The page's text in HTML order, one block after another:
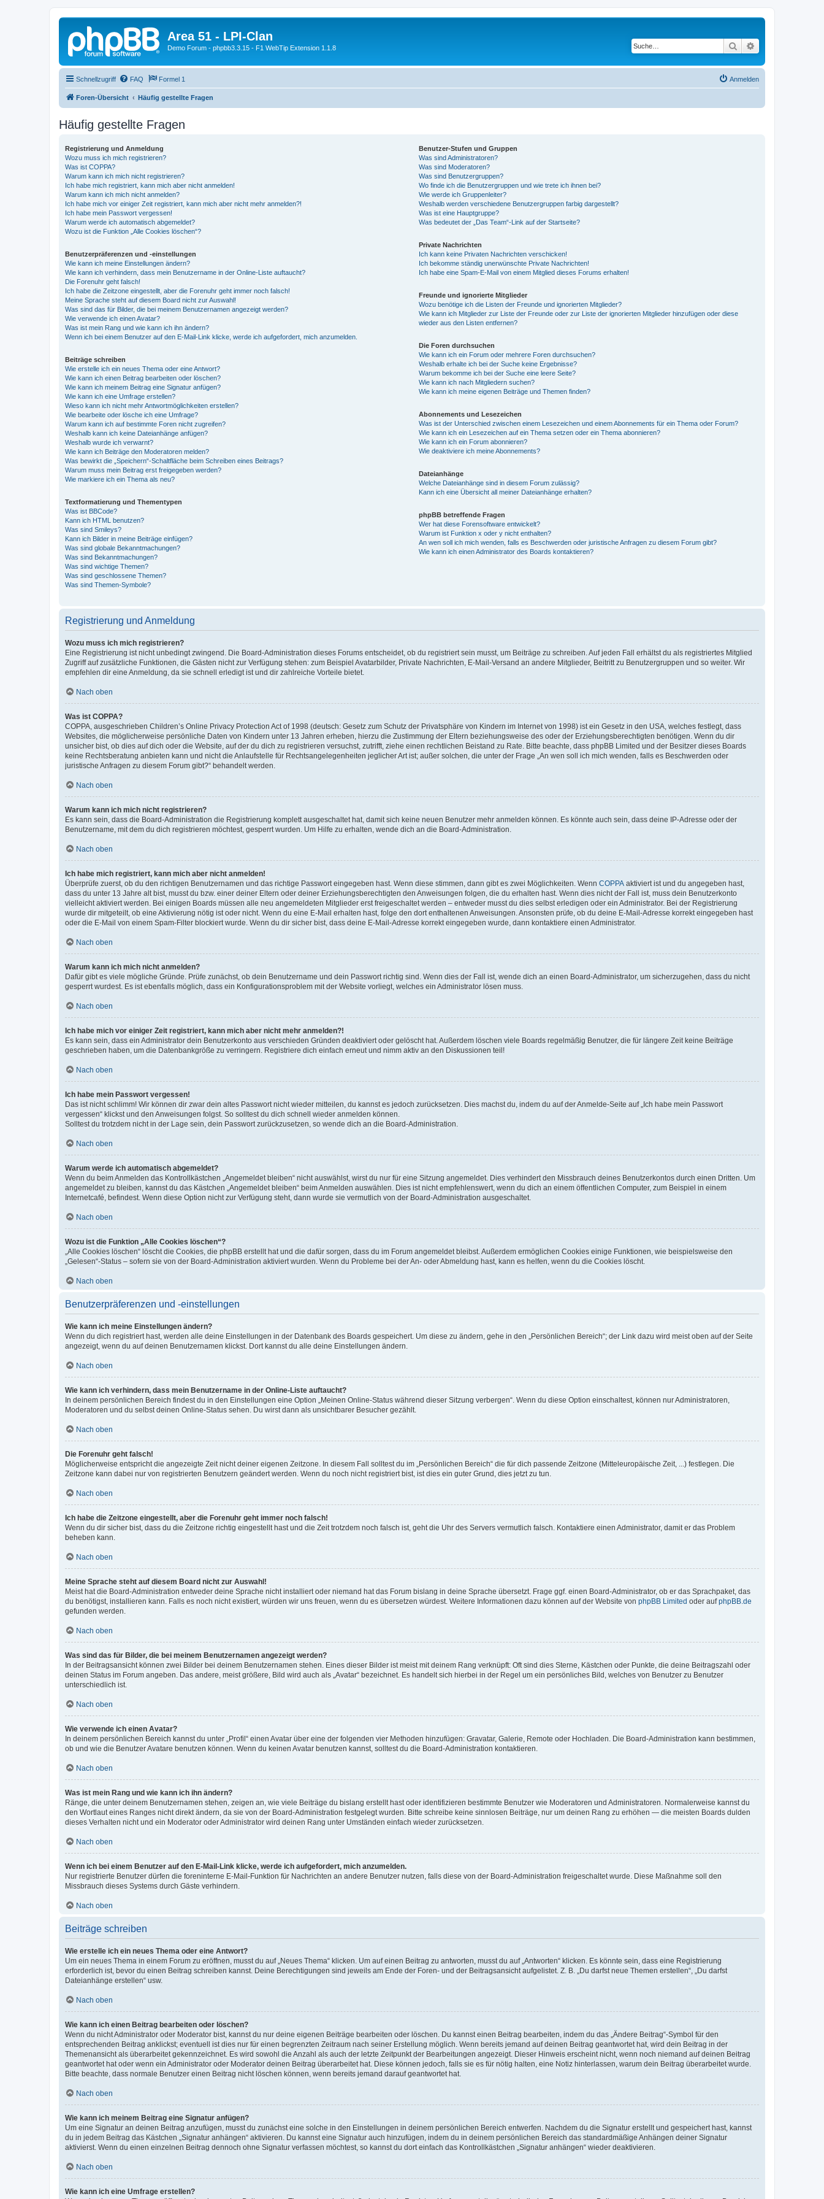
Area 51 - LPI-Clan
Demo Forum - phpbb3.3.15 - F1 WebTip Extension 1.1.8 Suche
Schnellzugriff FAQ Formel 1 Anmelden
Foren-Übersicht Häufig gestellte Fragen
Häufig gestellte Fragen
Registrierung und Anmeldung
Wozu muss ich mich registrieren?
Was ist COPPA?
Warum kann ich mich nicht registrieren?
Ich habe mich registriert, kann mich aber nicht anmelden!
Warum kann ich mich nicht anmelden?
Ich habe mich vor einiger Zeit registriert, kann mich aber nicht mehr anmelden?!
Ich habe mein Passwort vergessen!
Warum werde ich automatisch abgemeldet?
Wozu ist die Funktion „Alle Cookies löschen“?
Benutzerpräferenzen und -einstellungen
Wie kann ich meine Einstellungen ändern?
Wie kann ich verhindern, dass mein Benutzername in der Online-Liste auftaucht?
Die Forenuhr geht falsch!
Ich habe die Zeitzone eingestellt, aber die Forenuhr geht immer noch falsch!
Meine Sprache steht auf diesem Board nicht zur Auswahl!
Was sind das für Bilder, die bei meinem Benutzernamen angezeigt werden?
Wie verwende ich einen Avatar?
Was ist mein Rang und wie kann ich ihn ändern?
Wenn ich bei einem Benutzer auf den E-Mail-Link klicke, werde ich aufgefordert, mich anzumelden.
Beiträge schreiben
Wie erstelle ich ein neues Thema oder eine Antwort?
Wie kann ich einen Beitrag bearbeiten oder löschen?
Wie kann ich meinem Beitrag eine Signatur anfügen?
Wie kann ich eine Umfrage erstellen?
Wieso kann ich nicht mehr Antwortmöglichkeiten erstellen?
Wie bearbeite oder lösche ich eine Umfrage?
Warum kann ich auf bestimmte Foren nicht zugreifen?
Weshalb kann ich keine Dateianhänge anfügen?
Weshalb wurde ich verwarnt?
Wie kann ich Beiträge den Moderatoren melden?
Was bewirkt die „Speichern“-Schaltfläche beim Schreiben eines Beitrags?
Warum muss mein Beitrag erst freigegeben werden?
Wie markiere ich ein Thema als neu?
Textformatierung und Thementypen
Was ist BBCode?
Kann ich HTML benutzen?
Was sind Smileys?
Kann ich Bilder in meine Beiträge einfügen?
Was sind globale Bekanntmachungen?
Was sind Bekanntmachungen?
Was sind wichtige Themen?
Was sind geschlossene Themen?
Was sind Themen-Symbole?
Benutzer-Stufen und Gruppen
Was sind Administratoren?
Was sind Moderatoren?
Was sind Benutzergruppen?
Wo finde ich die Benutzergruppen und wie trete ich ihnen bei?
Wie werde ich Gruppenleiter?
Weshalb werden verschiedene Benutzergruppen farbig dargestellt?
Was ist eine Hauptgruppe?
Was bedeutet der „Das Team“-Link auf der Startseite?
Private Nachrichten
Ich kann keine Privaten Nachrichten verschicken!
Ich bekomme ständig unerwünschte Private Nachrichten!
Ich habe eine Spam-E-Mail von einem Mitglied dieses Forums erhalten!
Freunde und ignorierte Mitglieder
Wozu benötige ich die Listen der Freunde und ignorierten Mitglieder?
Wie kann ich Mitglieder zur Liste der Freunde oder zur Liste der ignorierten Mitglieder hinzufügen oder diese
wieder aus den Listen entfernen?
Die Foren durchsuchen
Wie kann ich ein Forum oder mehrere Foren durchsuchen?
Weshalb erhalte ich bei der Suche keine Ergebnisse?
Warum bekomme ich bei der Suche eine leere Seite?
Wie kann ich nach Mitgliedern suchen?
Wie kann ich meine eigenen Beiträge und Themen finden?
Abonnements und Lesezeichen
Was ist der Unterschied zwischen einem Lesezeichen und einem Abonnements für ein Thema oder Forum?
Wie kann ich ein Lesezeichen auf ein Thema setzen oder ein Thema abonnieren?
Wie kann ich ein Forum abonnieren?
Wie deaktiviere ich meine Abonnements?
Dateianhänge
Welche Dateianhänge sind in diesem Forum zulässig?
Kann ich eine Übersicht all meiner Dateianhänge erhalten?
phpBB betreffende Fragen
Wer hat diese Forensoftware entwickelt?
Warum ist Funktion x oder y nicht enthalten?
An wen soll ich mich wenden, falls es Beschwerden oder juristische Anfragen zu diesem Forum gibt?
Wie kann ich einen Administrator des Boards kontaktieren?
Registrierung und Anmeldung
Wozu muss ich mich registrieren?
Eine Registrierung ist nicht unbedingt zwingend. Die Board-Administration dieses Forums entscheidet, ob du registriert sein musst, um Beiträge zu schreiben. Auf jeden Fall erhältst du als registriertes Mitglied
Zugriff auf zusätzliche Funktionen, die Gästen nicht zur Verfügung stehen: zum Beispiel Avatarbilder, Private Nachrichten, E-Mail-Versand an andere Mitglieder, Beitritt zu Benutzergruppen und so weiter. Wir
empfehlen dir eine Anmeldung, da sie schnell erledigt ist und dir zahlreiche Vorteile bietet.
Nach oben
Was ist COPPA?
COPPA, ausgeschrieben Children’s Online Privacy Protection Act of 1998 (deutsch: Gesetz zum Schutz der Privatsphäre von Kindern im Internet von 1998) ist ein Gesetz in den USA, welches festlegt, dass
Websites, die möglicherweise persönliche Daten von Kindern unter 13 Jahren erheben, hierzu die Zustimmung der Eltern beziehungsweise des oder der Erziehungsberechtigten benötigen. Wenn du dir
unsicher bist, ob dies auf dich oder die Website, auf der du dich zu registrieren versuchst, zutrifft, ziehe einen rechtlichen Beistand zu Rate. Bitte beachte, dass phpBB Limited und der Besitzer dieses Boards
keine Rechtsberatung anbieten kann und nicht die Anlaufstelle für Rechtsangelegenheiten jeglicher Art ist; außer solchen, die unter der Frage „An wen soll ich mich wenden, falls es Beschwerden oder
juristische Anfragen zu diesem Forum gibt?“ behandelt werden.
Nach oben
Warum kann ich mich nicht registrieren?
Es kann sein, dass die Board-Administration die Registrierung komplett ausgeschaltet hat, damit sich keine neuen Benutzer mehr anmelden können. Es könnte auch sein, dass deine IP-Adresse oder der
Benutzername, mit dem du dich registrieren möchtest, gesperrt wurden. Um Hilfe zu erhalten, wende dich an die Board-Administration.
Nach oben
Ich habe mich registriert, kann mich aber nicht anmelden!
Überprüfe zuerst, ob du den richtigen Benutzernamen und das richtige Passwort eingegeben hast. Wenn diese stimmen, dann gibt es zwei Möglichkeiten. Wenn COPPA aktiviert ist und du angegeben hast,
dass du unter 13 Jahre alt bist, musst du bzw. einer deiner Eltern oder deiner Erziehungsberechtigten den Anweisungen folgen, die du erhalten hast. Wenn dies nicht der Fall ist, muss dein Benutzerkonto
vielleicht aktiviert werden. Bei einigen Boards müssen alle neu angemeldeten Mitglieder erst freigeschaltet werden – entweder musst du dies selbst erledigen oder ein Administrator. Bei der Registrierung
wurde dir mitgeteilt, ob eine Aktivierung nötig ist oder nicht. Wenn du eine E-Mail erhalten hast, folge den dort enthaltenen Anweisungen. Ansonsten prüfe, ob du deine E-Mail-Adresse korrekt eingegeben hast
oder die E-Mail von einem Spam-Filter blockiert wurde. Wenn du dir sicher bist, dass deine E-Mail-Adresse korrekt eingegeben wurde, dann kontaktiere einen Administrator.
Nach oben
Warum kann ich mich nicht anmelden?
Dafür gibt es viele mögliche Gründe. Prüfe zunächst, ob dein Benutzername und dein Passwort richtig sind. Wenn dies der Fall ist, wende dich an einen Board-Administrator, um sicherzugehen, dass du nicht
gesperrt wurdest. Es ist ebenfalls möglich, dass ein Konfigurationsproblem mit der Website vorliegt, welches ein Administrator lösen muss.
Nach oben
Ich habe mich vor einiger Zeit registriert, kann mich aber nicht mehr anmelden?!
Es kann sein, dass ein Administrator dein Benutzerkonto aus verschieden Gründen deaktiviert oder gelöscht hat. Außerdem löschen viele Boards regelmäßig Benutzer, die für längere Zeit keine Beiträge
geschrieben haben, um die Datenbankgröße zu verringern. Registriere dich einfach erneut und nimm aktiv an den Diskussionen teil!
Nach oben
Ich habe mein Passwort vergessen!
Das ist nicht schlimm! Wir können dir zwar dein altes Passwort nicht wieder mitteilen, du kannst es jedoch zurücksetzen. Dies machst du, indem du auf der Anmelde-Seite auf „Ich habe mein Passwort
vergessen“ klickst und den Anweisungen folgst. So solltest du dich schnell wieder anmelden können.
Solltest du trotzdem nicht in der Lage sein, dein Passwort zurückzusetzen, so wende dich an die Board-Administration.
Nach oben
Warum werde ich automatisch abgemeldet?
Wenn du beim Anmelden das Kontrollkästchen „Angemeldet bleiben“ nicht auswählst, wirst du nur für eine Sitzung angemeldet. Dies verhindert den Missbrauch deines Benutzerkontos durch einen Dritten. Um
angemeldet zu bleiben, kannst du das Kästchen „Angemeldet bleiben“ beim Anmelden auswählen. Dies ist nicht empfehlenswert, wenn du dich an einem öffentlichen Computer, zum Beispiel in einem
Internetcafé, befindest. Wenn diese Option nicht zur Verfügung steht, dann wurde sie vermutlich von der Board-Administration ausgeschaltet.
Nach oben
Wozu ist die Funktion „Alle Cookies löschen“?
„Alle Cookies löschen“ löscht die Cookies, die phpBB erstellt hat und die dafür sorgen, dass du im Forum angemeldet bleibst. Außerdem ermöglichen Cookies einige Funktionen, wie beispielsweise den
„Gelesen“-Status – sofern sie von der Board-Administration aktiviert wurden. Wenn du Probleme bei der An- oder Abmeldung hast, kann es helfen, wenn du die Cookies löscht.
Nach oben
Benutzerpräferenzen und -einstellungen
Wie kann ich meine Einstellungen ändern?
Wenn du dich registriert hast, werden alle deine Einstellungen in der Datenbank des Boards gespeichert. Um diese zu ändern, gehe in den „Persönlichen Bereich“; der Link dazu wird meist oben auf der Seite
angezeigt, wenn du auf deinen Benutzernamen klickst. Dort kannst du alle deine Einstellungen ändern.
Nach oben
Wie kann ich verhindern, dass mein Benutzername in der Online-Liste auftaucht?
In deinem persönlichen Bereich findest du in den Einstellungen eine Option „Meinen Online-Status während dieser Sitzung verbergen“. Wenn du diese Option einschaltest, können nur Administratoren,
Moderatoren und du selbst deinen Online-Status sehen. Du wirst dann als unsichtbarer Besucher gezählt.
Nach oben
Die Forenuhr geht falsch!
Möglicherweise entspricht die angezeigte Zeit nicht deiner eigenen Zeitzone. In diesem Fall solltest du im „Persönlichen Bereich“ die für dich passende Zeitzone (Mitteleuropäische Zeit, ...) festlegen. Die
Zeitzone kann dabei nur von registrierten Benutzern geändert werden. Wenn du noch nicht registriert bist, ist dies ein guter Grund, dies jetzt zu tun.
Nach oben
Ich habe die Zeitzone eingestellt, aber die Forenuhr geht immer noch falsch!
Wenn du dir sicher bist, dass du die Zeitzone richtig eingestellt hast und die Zeit trotzdem noch falsch ist, geht die Uhr des Servers vermutlich falsch. Kontaktiere einen Administrator, damit er das Problem
beheben kann.
Nach oben
Meine Sprache steht auf diesem Board nicht zur Auswahl!
Meist hat die Board-Administration entweder deine Sprache nicht installiert oder niemand hat das Forum bislang in deine Sprache übersetzt. Frage ggf. einen Board-Administrator, ob er das Sprachpaket, das
du benötigst, installieren kann. Falls es noch nicht existiert, würden wir uns freuen, wenn du es übersetzen würdest. Weitere Informationen dazu können auf der Website von phpBB Limited oder aufphpBB.de
gefunden werden.
Nach oben
Was sind das für Bilder, die bei meinem Benutzernamen angezeigt werden?
In der Beitragsansicht können zwei Bilder bei deinem Benutzernamen stehen. Eines dieser Bilder ist meist mit deinem Rang verknüpft: Oft sind dies Sterne, Kästchen oder Punkte, die deine Beitragszahl oder
deinen Status im Forum angeben. Das andere, meist größere, Bild wird auch als „Avatar“ bezeichnet. Es handelt sich hierbei in der Regel um ein persönliches Bild, welches von Benutzer zu Benutzer
unterschiedlich ist.
Nach oben
Wie verwende ich einen Avatar?
In deinem persönlichen Bereich kannst du unter „Profil“ einen Avatar über eine der folgenden vier Methoden hinzufügen: Gravatar, Galerie, Remote oder Hochladen. Die Board-Administration kann bestimmen,
ob und wie die Benutzer Avatare benutzen können. Wenn du keinen Avatar benutzen kannst, solltest du die Board-Administration kontaktieren.
Nach oben
Was ist mein Rang und wie kann ich ihn ändern?
Ränge, die unter deinem Benutzernamen stehen, zeigen an, wie viele Beiträge du bislang erstellt hast oder identifizieren bestimmte Benutzer wie Moderatoren und Administratoren. Normalerweise kannst du
den Wortlaut eines Ranges nicht direkt ändern, da sie von der Board-Administration festgelegt wurden. Bitte schreibe keine sinnlosen Beiträge, nur um deinen Rang zu erhöhen — die meisten Boards dulden
dieses Verhalten nicht und ein Moderator oder Administrator wird deinen Rang unter Umständen einfach wieder zurücksetzen.
Nach oben
Wenn ich bei einem Benutzer auf den E-Mail-Link klicke, werde ich aufgefordert, mich anzumelden.
Nur registrierte Benutzer dürfen die foreninterne E-Mail-Funktion für Nachrichten an andere Benutzer nutzen, falls diese von der Board-Administration freigeschaltet wurde. Diese Maßnahme soll den
Missbrauch dieses Systems durch Gäste verhindern.
Nach oben
Beiträge schreiben
Wie erstelle ich ein neues Thema oder eine Antwort?
Um ein neues Thema in einem Forum zu eröffnen, musst du auf „Neues Thema“ klicken. Um auf einen Beitrag zu antworten, musst du auf „Antworten“ klicken. Es könnte sein, dass eine Registrierung
erforderlich ist, bevor du einen Beitrag schreiben kannst. Deine Berechtigungen sind jeweils am Ende der Foren- und der Beitragsansicht aufgelistet. Z. B. „Du darfst neue Themen erstellen“, „Du darfst
Dateianhänge erstellen“ usw.
Nach oben
Wie kann ich einen Beitrag bearbeiten oder löschen?
Wenn du nicht Administrator oder Moderator bist, kannst du nur deine eigenen Beiträge bearbeiten oder löschen. Du kannst einen Beitrag bearbeiten, indem du das „Ändere Beitrag“-Symbol für den
entsprechenden Beitrag anklickst; eventuell ist dies nur für einen begrenzten Zeitraum nach seiner Erstellung möglich. Wenn bereits jemand auf deinen Beitrag geantwortet hat, wird dein Beitrag in der
Themenansicht als überarbeitet gekennzeichnet. Es wird sowohl die Anzahl als auch der letzte Zeitpunkt der Bearbeitungen angezeigt. Dieser Hinweis erscheint nicht, wenn noch niemand auf deinen Beitrag
geantwortet hat oder wenn ein Administrator oder Moderator deinen Beitrag überarbeitet hat. Diese können jedoch, falls sie es für nötig halten, eine Notiz hinterlassen, warum dein Beitrag überarbeitet wurde.
Bitte beachte, dass normale Benutzer einen Beitrag nicht löschen können, wenn bereits jemand darauf geantwortet hat.
Nach oben
Wie kann ich meinem Beitrag eine Signatur anfügen?
Um eine Signatur an deinen Beitrag anzufügen, musst du zunächst eine solche in den Einstellungen in deinem persönlichen Bereich entwerfen. Nachdem du die Signatur erstellt und gespeichert hast, kannst
du in jedem Beitrag das Kästchen „Signatur anhängen“ aktivieren. Du kannst eine Signatur auch hinzufügen, indem du in deinem persönlichen Bereich das standardmäßige Anhängen deiner Signatur
aktivierst. Wenn du einen einzelnen Beitrag dennoch ohne Signatur verfassen möchtest, so kannst du dort einfach das Kontrollkästchen „Signatur anhängen“ wieder deaktivieren.
Nach oben
Wie kann ich eine Umfrage erstellen?